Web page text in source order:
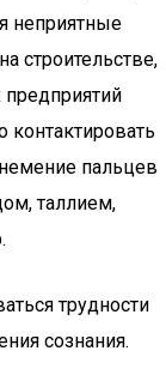
неприятные
строительстве,
предприятий
контактировать
пальцев
таллием,
трудности
сознания.